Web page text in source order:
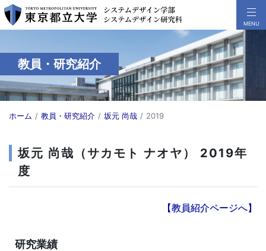
教員・研究紹介
ホーム 教員・研究紹介 坂元 尚哉 2019
坂元 尚哉（サカモト ナオヤ） 2019年
度
【教員紹介ページへ】
研究業績